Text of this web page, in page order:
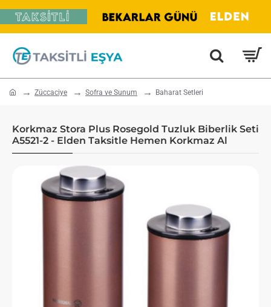
home Züccaciye Sofra ve Sunum Baharat Setleri
Korkmaz Stora Plus Rosegold Tuzluk Biberlik Seti
A5521-2 - Elden Taksitle Hemen Korkmaz Al